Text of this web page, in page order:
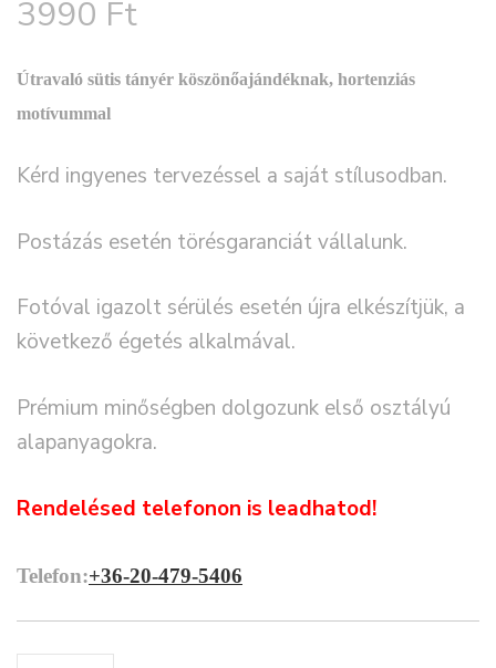
3990 Ft
Útravaló sütis tányér köszönőajándéknak, hortenziás
motívummal
Kérd ingyenes tervezéssel a saját stílusodban.
Postázás esetén törésgaranciát vállalunk.
Fotóval igazolt sérülés esetén újra elkészítjük, a
következő égetés alkalmával.
Prémium minőségben dolgozunk első osztályú
alapanyagokra.
Rendelésed telefonon is leadhatod!
Telefon:+36-20-479-5406